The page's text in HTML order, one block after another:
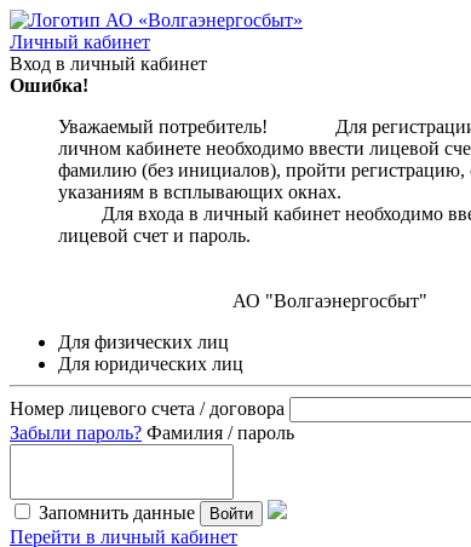
Личный кабинет
Вход в личный кабинет
Ошибка!
Уважаемый потребитель! Для
личном кабинете необходимо ввести лицевой
фамилию (без инициалов), пройти регистрацию,
указаниям в всплывающих
Для входа в личный кабинет необходимо
лицевой счет и
АО "Волгаэнергосбыт"
Для физических лиц
Для юридических лиц
Номер лицевого счета / договора
Забыли пароль? Фамилия / пароль
Запомнить данные Войти
Перейти в личный кабинет